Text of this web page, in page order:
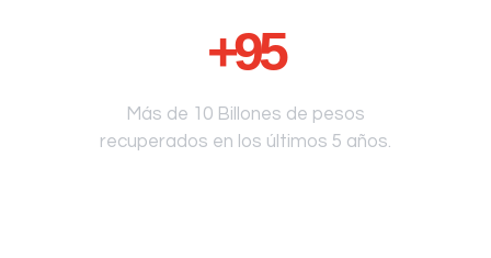
+95
Más de 10 Billones de pesos
recuperados en los últimos 5 años.